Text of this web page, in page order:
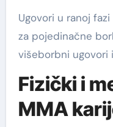
Ugovori u ranoj
za pojedinačne
višeborbni ugovori
Fizički i
MMA